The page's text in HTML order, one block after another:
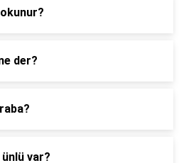
der?
var?